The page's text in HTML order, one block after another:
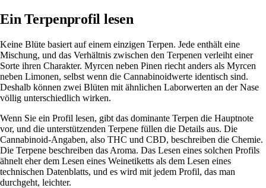
Ein Terpenprofil lesen
Keine Blüte basiert auf einem einzigen Terpen. Jede enthält eine
Mischung, und das Verhältnis zwischen den Terpenen verleiht einer
Sorte ihren Charakter. Myrcen neben Pinen riecht anders als Myrcen
neben Limonen, selbst wenn die Cannabinoidwerte identisch sind.
Deshalb können zwei Blüten mit ähnlichen Laborwerten an der Nase
völlig unterschiedlich wirken.
Wenn Sie ein Profil lesen, gibt das dominante Terpen die Hauptnote
vor, und die unterstützenden Terpene füllen die Details aus. Die
Cannabinoid-Angaben, also THC und CBD, beschreiben die Chemie.
Die Terpene beschreiben das Aroma. Das Lesen eines solchen Profils
ähnelt eher dem Lesen eines Weinetiketts als dem Lesen eines
technischen Datenblatts, und es wird mit jedem Profil, das man
durchgeht, leichter.